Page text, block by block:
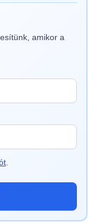
amikor a